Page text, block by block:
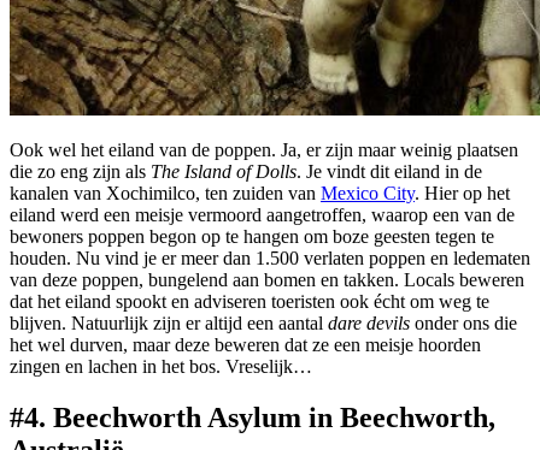
Ook wel het eiland van de poppen. Ja, er zijn maar weinig plaatsen
die zo eng zijn als The Island of Dolls. Je vindt dit eiland in de
kanalen van Xochimilco, ten zuiden van Mexico City. Hier op het
eiland werd een meisje vermoord aangetroffen, waarop een van de
bewoners poppen begon op te hangen om boze geesten tegen te
houden. Nu vind je er meer dan 1.500 verlaten poppen en ledematen
van deze poppen, bungelend aan bomen en takken. Locals beweren
dat het eiland spookt en adviseren toeristen ook écht om weg te
blijven. Natuurlijk zijn er altijd een aantal dare devils onder ons die
het wel durven, maar deze beweren dat ze een meisje hoorden
zingen en lachen in het bos. Vreselijk…
#4. Beechworth Asylum in Beechworth,